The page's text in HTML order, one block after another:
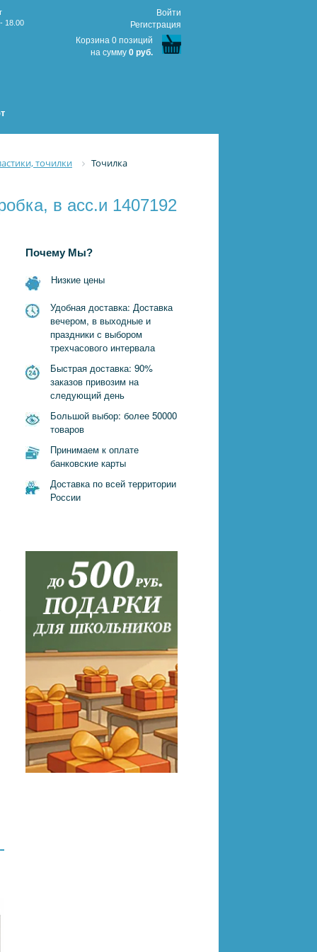
18.00
Войти
Регистрация
Корзина 0 позиций
на сумму 0 руб.
точилки
Точилка
в асс.и 1407192
Почему Мы?
Низкие цены
Удобная доставка: Доставка
вечером, в выходные и
праздники с выбором
трехчасового интервала
Быстрая доставка: 90%
заказов привозим на
следующий день
Большой выбор: более 50000
товаров
Принимаем к оплате
банковские карты
Доставка по всей территории
России